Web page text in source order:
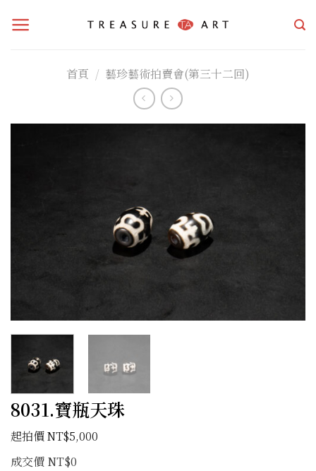
首頁 / 藝珍藝術拍賣會(第三十二回)
8031.寶瓶天珠
NT$5,000
成交價 NT$0